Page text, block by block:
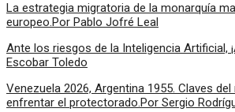
La estrategia migratoria de la monarquía
europeo.Por Pablo Jofré Leal
Ante los riesgos de la Inteligencia Artificial,
Escobar Toledo
Venezuela 2026, Argentina 1955. Claves
enfrentar el protectorado.Por Sergio